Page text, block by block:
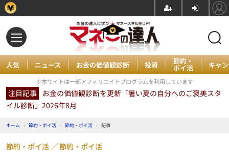
人気 ニュース お金の価値観診断 投資 節約・
ポイ活 キャ
※本サイトは一部アフィリエイトプログラムを利用しています
注目記事 お金の価値観診断を更新「暑い夏の自分へのご褒美スタ
イル診断」2026年8月
ホーム › 節約・ポイ活 › 節約・ポイ活 › 記事
節約・ポイ活 節約・ポイ活